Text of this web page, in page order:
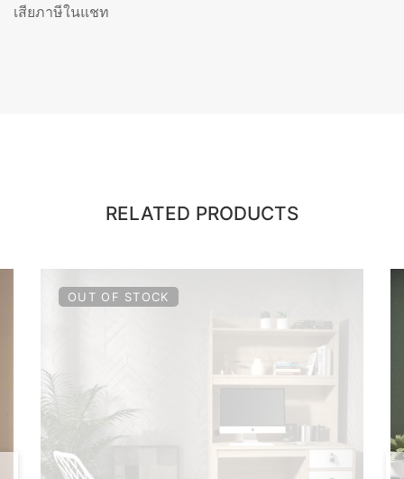
เสียภาษีในแชท
RELATED PRODUCTS
OUT OF STOCK